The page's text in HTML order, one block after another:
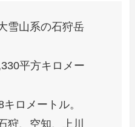
雪山系の石狩岳
平方キロメー
ロメートル。
狩、空知、上川